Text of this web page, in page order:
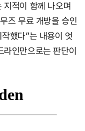
지적이 함께 나오며
즈 무료 개방을 승인
했다”는 내용이 엇
인만으로는 판단이